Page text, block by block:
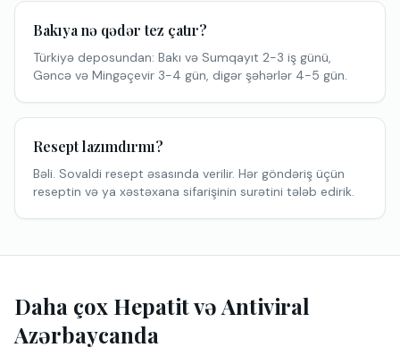
Bakıya nə qədər tez çatır?
Türkiyə deposundan: Bakı və Sumqayıt 2-3 iş günü,
Gəncə və Mingəçevir 3-4 gün, digər şəhərlər 4-5 gün.
Resept lazımdırmı?
Bəli. Sovaldi resept əsasında verilir. Hər göndəriş üçün
reseptin və ya xəstəxana sifarişinin surətini tələb edirik.
Daha çox Hepatit və Antiviral
Azərbaycanda